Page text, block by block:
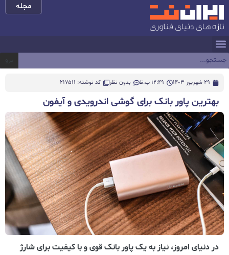
مجله
29 شهریور 1403 12:49 ب.ظ بدون نظر کد نوشته: 217511
بهترین پاور بانک برای گوشی اندرویدی و آیفون
در دنیای امروز، نیاز به یک پاور بانک قوی و با کیفیت برای شارژ